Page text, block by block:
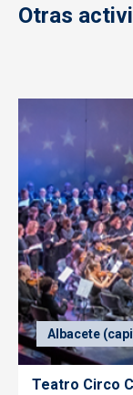
Otras
Albacete
Teatro Circo